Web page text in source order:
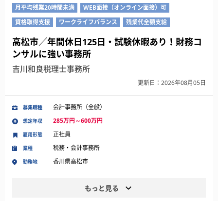
月平均残業20時間未満
WEB面接（オンライン面接）可
資格取得支援
ワークライフバランス 残業代全額支給
高松市／年間休日125日・試験休暇あり！財務コ
ンサルに強い事務所
吉川和良税理士事務所
更新日：2026年08月05日
募集職種 会計事務所（全般）
想定年収 285万円～600万円
業種 税務・会計事務所
勤務地 香川県高松市
雇用形態 正社員
もっと見る